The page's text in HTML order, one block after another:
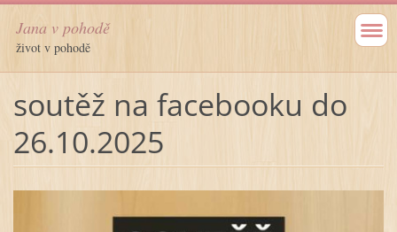
Jana v pohodě
život v pohodě
soutěž na facebooku do
26.10.2025